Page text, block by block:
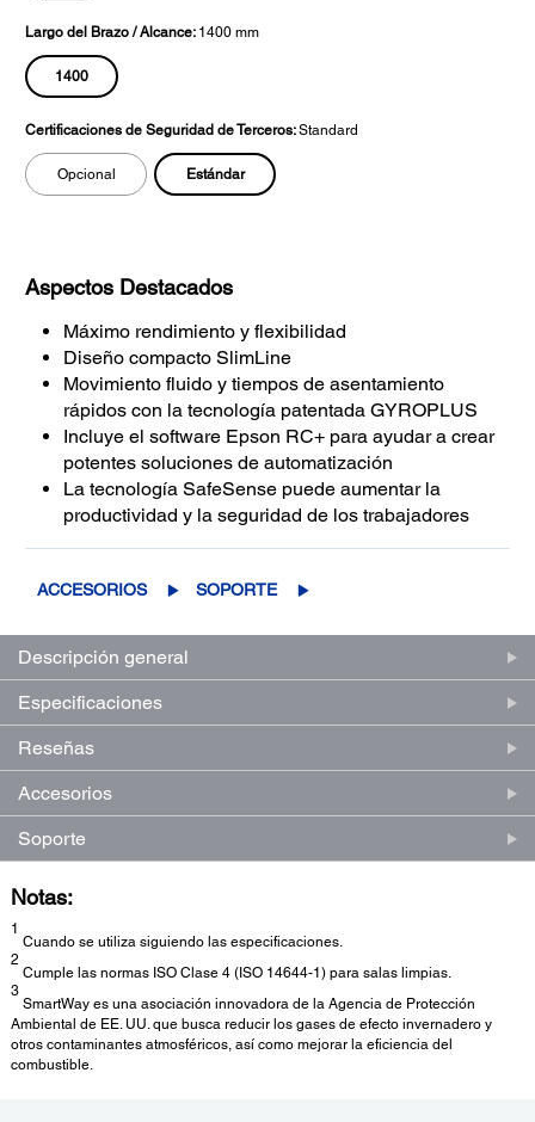
Largo del Brazo / Alcance: 1400 mm
1400
Certificaciones de Seguridad de Terceros:Standard
Opcional Estándar
Aspectos Destacados
Máximo rendimiento y flexibilidad
Diseño compacto SlimLine
Movimiento fluido y tiempos de asentamiento
rápidos con la tecnología patentada GYROPLUS
Incluye el software Epson RC+ para ayudar a crear
potentes soluciones de automatización
La tecnología SafeSense puede aumentar la
productividad y la seguridad de los trabajadores
ACCESORIOS SOPORTE
Descripción general
Especificaciones
Reseñas
Accesorios
Soporte
Notas:
1
Cuando se utiliza siguiendo las especificaciones.
2
Cumple las normas ISO Clase 4 (ISO 14644-1) para salas limpias.
3
SmartWay es una asociación innovadora de la Agencia de Protección
Ambiental de EE. UU. que busca reducir los gases de efecto invernadero y
otros contaminantes atmosféricos, así como mejorar la eficiencia del
combustible.